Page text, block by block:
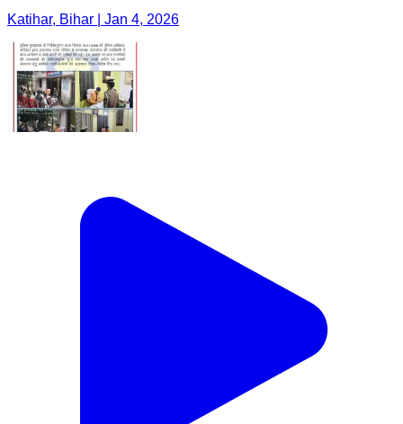
Katihar, Bihar | Jan 4, 2026